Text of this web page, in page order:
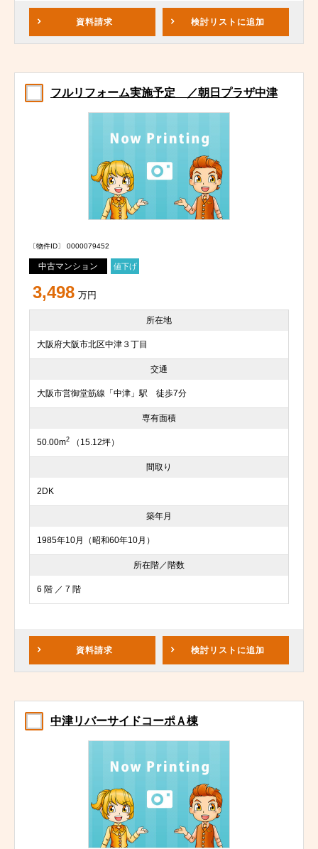
資料請求 検討リスト に追加
フルリフォーム実施予定 ／朝日プラザ中津
〔物件ID〕 0000079452
中古マンション 値下げ
3,498 万円
所在地
大阪府大阪市北区中津３丁目
交通
大阪市営御堂筋線「中津」駅 徒歩7分
専有面積
50.00m2 （15.12坪）
間取り
2DK
築年月
1985年10月（昭和60年10月）
所在階／階数
6 階 ／ 7 階
資料請求 検討リスト に追加
中津リバーサイドコーポＡ棟